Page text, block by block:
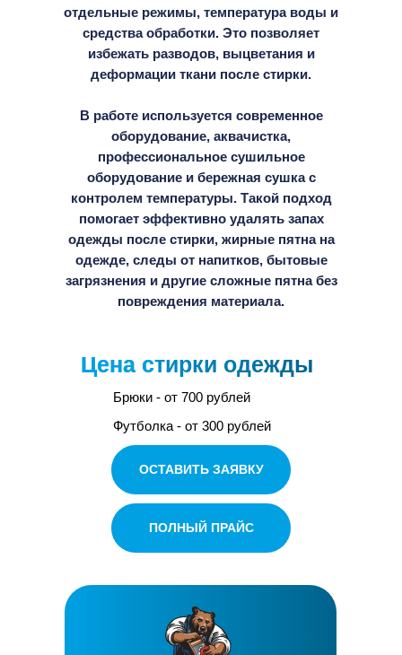
ОСТАВИТЬ ЗАЯВКУ
ПОЛНЫЙ ПРАЙС
Футболка - от 300 рублей
Брюки - от 700 рублей
Цена стирки одежды
отдельные режимы, температура воды и
средства обработки. Это позволяет
избежать разводов, выцветания и
деформации ткани после стирки.
В работе используется современное
оборудование, аквачистка,
профессиональное сушильное
оборудование и бережная сушка с
контролем температуры. Такой подход
помогает эффективно удалять запах
одежды после стирки, жирные пятна на
одежде, следы от напитков, бытовые
загрязнения и другие сложные пятна без
повреждения материала.